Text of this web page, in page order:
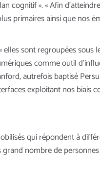
cognitif ». « Afin
primaires ainsi que nos
sont regroupées sous
comme outil
autrefois baptisé
exploitant nos biais
qui répondent à
nombre de